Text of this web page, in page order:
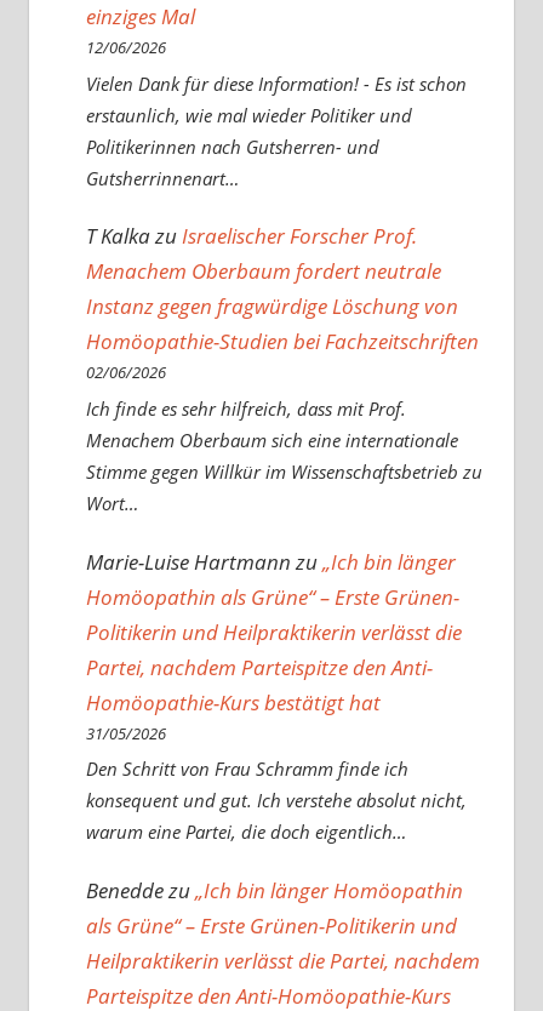
einziges Mal
12/06/2026
Vielen Dank für diese Information! - Es ist schon
erstaunlich, wie mal wieder Politiker und
Politikerinnen nach Gutsherren- und
Gutsherrinnenart…
T KalkazuIsraelischer Forscher Prof.
Menachem Oberbaum fordert neutrale
Instanz gegen fragwürdige Löschung von
Homöopathie-Studien bei Fachzeitschriften
02/06/2026
Ich finde es sehr hilfreich, dass mit Prof.
Menachem Oberbaum sich eine internationale
Stimme gegen Willkür im Wissenschaftsbetrieb zu
Wort…
Marie-Luise Hartmann zu„Ich bin länger
Homöopathin als Grüne“ – Erste Grünen-
Politikerin und Heilpraktikerin verlässt die
Partei, nachdem Parteispitze den Anti-
Homöopathie-Kurs bestätigt hat
31/05/2026
Den Schritt von Frau Schramm finde ich
konsequent und gut. Ich verstehe absolut nicht,
warum eine Partei, die doch eigentlich…
Beneddezu„Ich bin länger Homöopathin
als Grüne“ – Erste Grünen-Politikerin und
Heilpraktikerin verlässt die Partei, nachdem
Parteispitze den Anti-Homöopathie-Kurs